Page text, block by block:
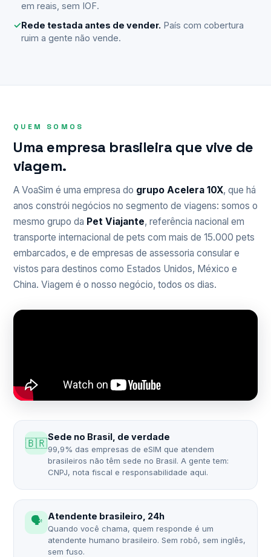
em reais, sem IOF.
✓Rede testada antes de vender. País com cobertura
ruim a gente não vende.
QUEM SOMOS
Uma empresa brasileira que vive de
viagem.
A VoaSim é uma empresa do grupo Acelera 10X, que há
anos constrói negócios no segmento de viagens: somos o
mesmo grupo da Pet Viajante, referência nacional em
transporte internacional de pets com mais de 15.000 pets
embarcados, e de empresas de assessoria consular e
vistos para destinos como Estados Unidos, México e
China. Viagem é o nosso negócio, todos os dias.
🇧🇷Sede no Brasil, de verdade
99,9% das empresas de eSIM que atendem
brasileiros não têm sede no Brasil. A gente tem:
CNPJ, nota fiscal e responsabilidade aqui.
🗣️ Atendente brasileiro, 24h
Quando você chama, quem responde é um
atendente humano brasileiro. Sem robô, sem inglês,
sem fuso.